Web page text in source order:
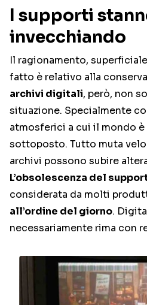
I supporti
invecchiando
Il ragionamento,
fatto è relativo alla
archivi digitali, però, non
situazione. Specialmente
atmosferici a cui il mondo
sottoposto. Tutto muta
archivi possono subire
L’obsolescenza del
considerata da molti
all’ordine del giorno.
necessariamente rima con